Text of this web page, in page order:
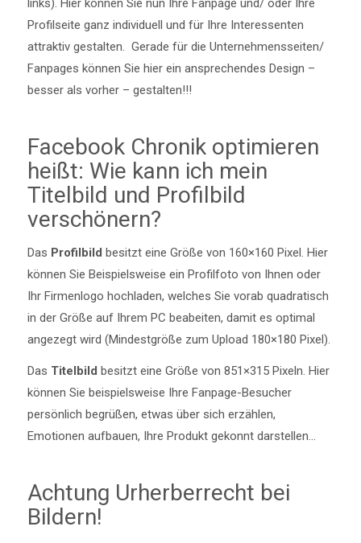
links). Hier können Sie nun Ihre Fanpage und/ oder Ihre
Profilseite ganz individuell und für Ihre Interessenten
attraktiv gestalten. Gerade für die Unternehmensseiten/
Fanpages können Sie hier ein ansprechendes Design –
besser als vorher – gestalten!!!
Facebook Chronik optimieren
heißt: Wie kann ich mein
Titelbild und Profilbild
verschönern?
Das Profilbild besitzt eine Größe von 160×160 Pixel. Hier
können Sie Beispielsweise ein Profilfoto von Ihnen oder
Ihr Firmenlogo hochladen, welches Sie vorab quadratisch
in der Größe auf Ihrem PC beabeiten, damit es optimal
angezegt wird (Mindestgröße zum Upload 180×180 Pixel).
Das Titelbild besitzt eine Größe von 851×315 Pixeln. Hier
können Sie beispielsweise Ihre Fanpage-Besucher
persönlich begrüßen, etwas über sich erzählen,
Emotionen aufbauen, Ihre Produkt gekonnt darstellen…
Achtung Urherberrecht bei
Bildern!